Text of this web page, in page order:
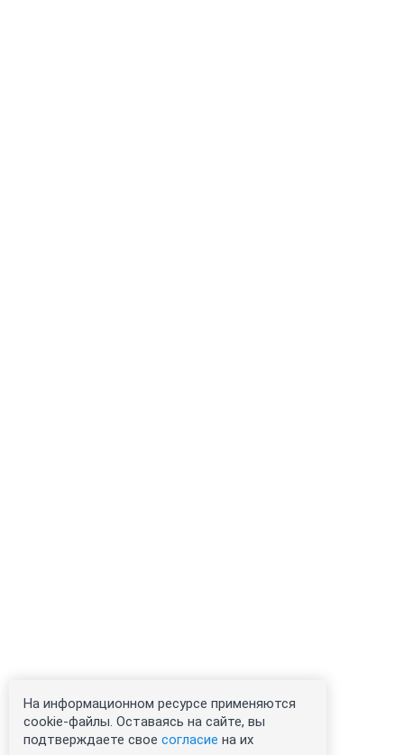
На информационном ресурсе применяются
cookie-файлы. Оставаясь на сайте, вы
подтверждаете свое согласие на их